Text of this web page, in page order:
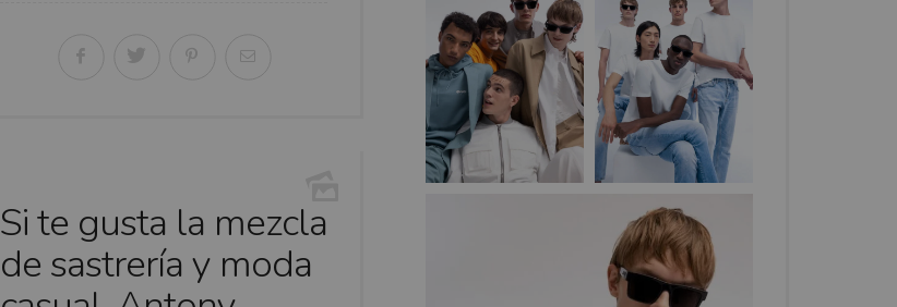
Si te gusta la mezcla
de sastrería y moda